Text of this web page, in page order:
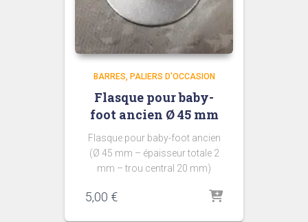
BARRES PALIERS D'OCCASION
Flasque pour baby-
foot ancien Ø 45 mm
Flasque pour baby-foot ancien
(Ø 45 mm – épaisseur totale 2
mm – trou central 20 mm)
5,00 €